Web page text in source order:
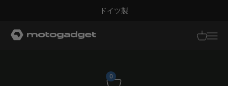
ドイツ製
翻訳
モトガジェット社 翻訳があ
0